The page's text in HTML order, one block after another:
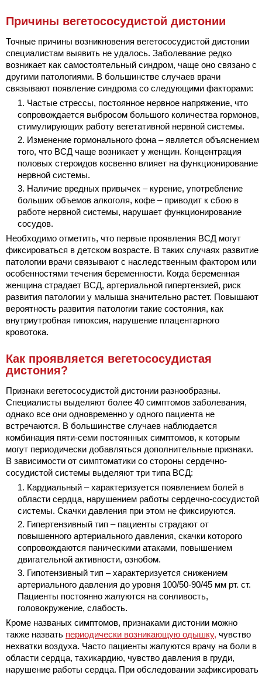
Причины вегетососудистой дистонии
Точные причины возникновения вегетососудистой дистонии
специалистам выявить не удалось. Заболевание редко
возникает как самостоятельный синдром, чаще оно связано с
другими патологиями. В большинстве случаев врачи
связывают появление синдрома со следующими факторами:
Частые стрессы, постоянное нервное напряжение, что
сопровождается выбросом большого количества гормонов,
стимулирующих работу вегетативной нервной системы.
Изменение гормонального фона – является объяснением
того, что ВСД чаще возникает у женщин. Концентрация
половых стероидов косвенно влияет на функционирование
нервной системы.
Наличие вредных привычек – курение, употребление
больших объемов алкоголя, кофе – приводит к сбою в
работе нервной системы, нарушает функционирование
сосудов.
Необходимо отметить, что первые проявления ВСД могут
фиксироваться в детском возрасте. В таких случаях развитие
патологии врачи связывают с наследственным фактором или
особенностями течения беременности. Когда беременная
женщина страдает ВСД, артериальной гипертензией, риск
развития патологии у малыша значительно растет. Повышают
вероятность развития патологии такие состояния, как
внутриутробная гипоксия, нарушение плацентарного
кровотока.
Как проявляется вегетососудистая
дистония?
Признаки вегетососудистой дистонии разнообразны.
Специалисты выделяют более 40 симптомов заболевания,
однако все они одновременно у одного пациента не
встречаются. В большинстве случаев наблюдается
комбинация пяти-семи постоянных симптомов, к которым
могут периодически добавляться дополнительные признаки.
В зависимости от симптоматики со стороны сердечно-
сосудистой системы выделяют три типа ВСД:
Кардиальный – характеризуется появлением болей в
области сердца, нарушением работы сердечно-сосудистой
системы. Скачки давления при этом не фиксируются.
Гипертензивный тип – пациенты страдают от
повышенного артериального давления, скачки которого
сопровождаются паническими атаками, повышением
двигательной активности, ознобом.
Гипотензивный тип – характеризуется снижением
артериального давления до уровня 100/50-90/45 мм рт. ст.
Пациенты постоянно жалуются на сонливость,
головокружение, слабость.
Кроме названых симптомов, признаками дистонии можно
также назвать периодически возникающую одышку, чувство
нехватки воздуха. Часто пациенты жалуются врачу на боли в
области сердца, тахикардию, чувство давления в груди,
нарушение работы сердца. При обследовании зафиксировать